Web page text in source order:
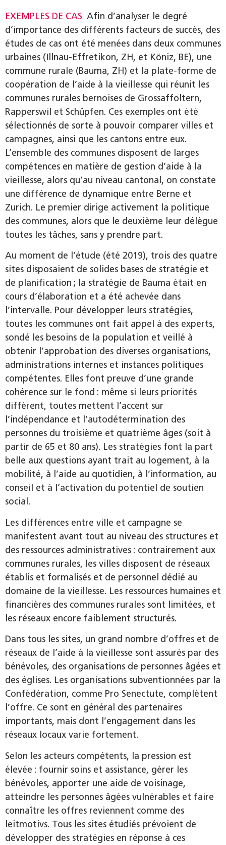
EXEMPLES DE CAS Afin d’analyser le degré
d’importance des différents facteurs de succès, des
études de cas ont été menées dans deux communes
urbaines (Illnau-Effretikon, ZH, et Köniz, BE), une
commune rurale (Bauma, ZH) et la plate-forme de
coopération de l’aide à la vieillesse qui réunit les
communes rurales bernoises de Grossaffoltern,
Rapperswil et Schüpfen. Ces exemples ont été
sélectionnés de sorte à pouvoir comparer villes et
campagnes, ainsi que les cantons entre eux.
L’ensemble des communes disposent de larges
compétences en matière de gestion d’aide à la
vieillesse, alors qu’au niveau cantonal, on constate
une différence de dynamique entre Berne et
Zurich. Le premier dirige activement la politique
des communes, alors que le deuxième leur délègue
toutes les tâches, sans y prendre part.
Au moment de l’étude (été 2019), trois des quatre
sites disposaient de solides bases de stratégie et
de planification ; la stratégie de Bauma était en
cours d’élaboration et a été achevée dans
l’intervalle. Pour développer leurs stratégies,
toutes les communes ont fait appel à des experts,
sondé les besoins de la population et veillé à
obtenir l’approbation des diverses organisations,
administrations internes et instances politiques
compétentes. Elles font preuve d’une grande
cohérence sur le fond : même si leurs priorités
diffèrent, toutes mettent l’accent sur
l’indépendance et l’autodétermination des
personnes du troisième et quatrième âges (soit à
partir de 65 et 80 ans). Les stratégies font la part
belle aux questions ayant trait au logement, à la
mobilité, à l’aide au quotidien, à l’information, au
conseil et à l’activation du potentiel de soutien
social.
Les différences entre ville et campagne se
manifestent avant tout au niveau des structures et
des ressources administratives : contrairement aux
communes rurales, les villes disposent de réseaux
établis et formalisés et de personnel dédié au
domaine de la vieillesse. Les ressources humaines et
financières des communes rurales sont limitées, et
les réseaux encore faiblement structurés.
Dans tous les sites, un grand nombre d’offres et de
réseaux de l’aide à la vieillesse sont assurés par des
bénévoles, des organisations de personnes âgées et
des églises. Les organisations subventionnées par la
Confédération, comme Pro Senectute, complètent
l’offre. Ce sont en général des partenaires
importants, mais dont l’engagement dans les
réseaux locaux varie fortement.
Selon les acteurs compétents, la pression est
élevée : fournir soins et assistance, gérer les
bénévoles, apporter une aide de voisinage,
atteindre les personnes âgées vulnérables et faire
connaître les offres reviennent comme des
leitmotivs. Tous les sites étudiés prévoient de
développer des stratégies en réponse à ces